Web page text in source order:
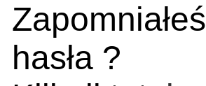
Zapomniałeś
hasła ?